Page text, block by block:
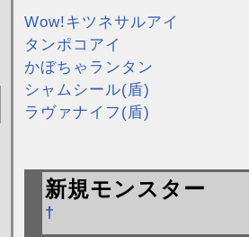
Wow!キツネサルアイ
タンポコアイ
かぼちゃランタン
シャムシール(盾)
ラヴァナイフ(盾)
新規モンスター
†